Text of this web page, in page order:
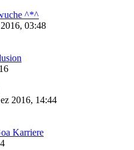
^*^
03:48
2016, 14:44
Karriere